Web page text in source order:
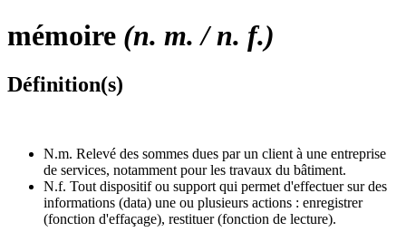
mémoire (n. m. / n. f.)
Définition(s)
N.m. Relevé des sommes dues par un client à une entreprise
de services, notamment pour les travaux du bâtiment.
N.f. Tout dispositif ou support qui permet d'effectuer sur des
informations (data) une ou plusieurs actions : enregistrer
(fonction d'effaçage), restituer (fonction de lecture).